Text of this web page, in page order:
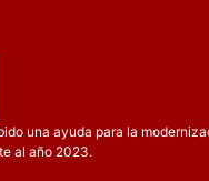
una ayuda para la
al año 2023.